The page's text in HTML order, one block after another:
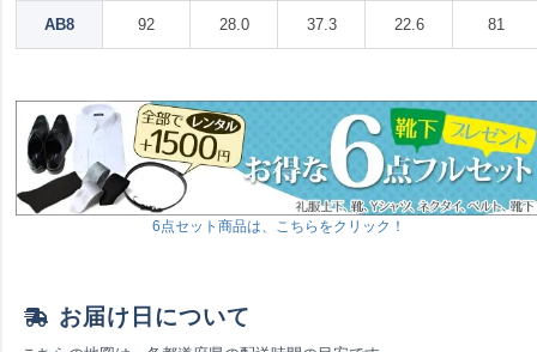
AB8 92 28.0 37.3 22.6 81
6点セット商品は、こちらをクリック！
お届け日について